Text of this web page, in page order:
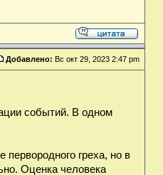
Добавлено: Вс окт 29, 2023 2:47 pm
событий. В одном
греха, но в
Оценка человека